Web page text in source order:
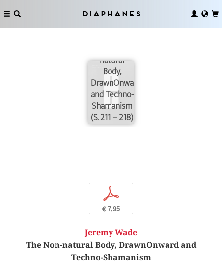
Diaphanes
natural
Body,
DrawnOnward
and Techno-
Shamanism
(S. 211 – 218)
p
€ 7,95
Jeremy Wade
The Non-natural Body, DrawnOnward and
Techno-Shamanism